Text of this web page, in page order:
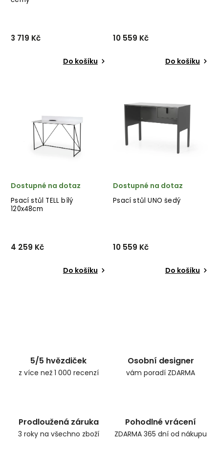
3 719 Kč
Do košíku
nábytek ✅ kvalitní materiály
✅ nejnižší cena...
10 559 Kč
Do košíku
unikátního nábytku TENZO v
minimalistickém provedení
zeleně lakovaných desek.
✅ krásný nábytek ✅ kval...
Psací stůl TELL bílý
120x48cm
Dostupné na dotaz
4 259 Kč
Do košíku
Psací stůl UNO šedý
Dostupné na dotaz
10 559 Kč
Do košíku
5/5 hvězdiček
z více než 1 000 recenzí
Osobní designer
vám poradí ZDARMA
Prodloužená záruka
3 roky na všechno zboží
Pohodlné vrácení
ZDARMA 365 dní od nákupu